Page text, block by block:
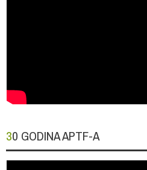
30 GODINA APTF-A